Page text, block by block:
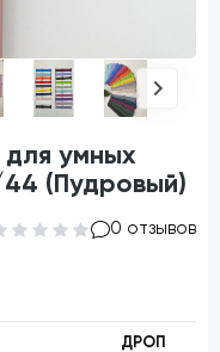
умных
(Пудровый)
0 отзывов
ДРОП